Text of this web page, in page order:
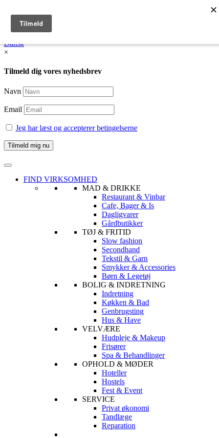
Dansk /
English
Dansk
×
Tilmeld dig vores nyhedsbrev
Navn
Email
Jeg har læst og accepterer betingelserne
FIND VIRKSOMHED
MAD & DRIKKE
Restaurant & Vinbar
Cafe, Bager & Is
Dagligvarer
Gårdbutikker
TØJ & FRITID
Slow fashion
Secondhand
Tekstil & Garn
Smykker & Accessories
Børn & Legetøj
BOLIG & INDRETNING
Indretning
Køkken & Bad
Genbrugsting
Hus & Have
VELVÆRE
Hudpleje & Makeup
Frisører
Spa & Behandlinger
OPHOLD & MØDER
Hoteller
Hostels
Fest & Event
SERVICE
Privat økonomi
Tandlæge
Reparation